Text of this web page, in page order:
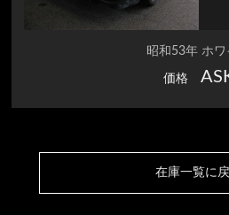
昭和53年 ホワ
価格
在庫一覧に